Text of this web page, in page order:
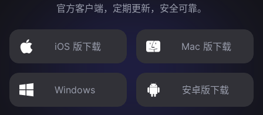
官方客户端，定期更新，安全可靠。
iOS 版下载 Mac 版下载
Windows 安卓版下载